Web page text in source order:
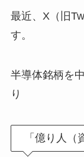
最近、X（旧
す。
半導体銘柄を
り
「億り人（